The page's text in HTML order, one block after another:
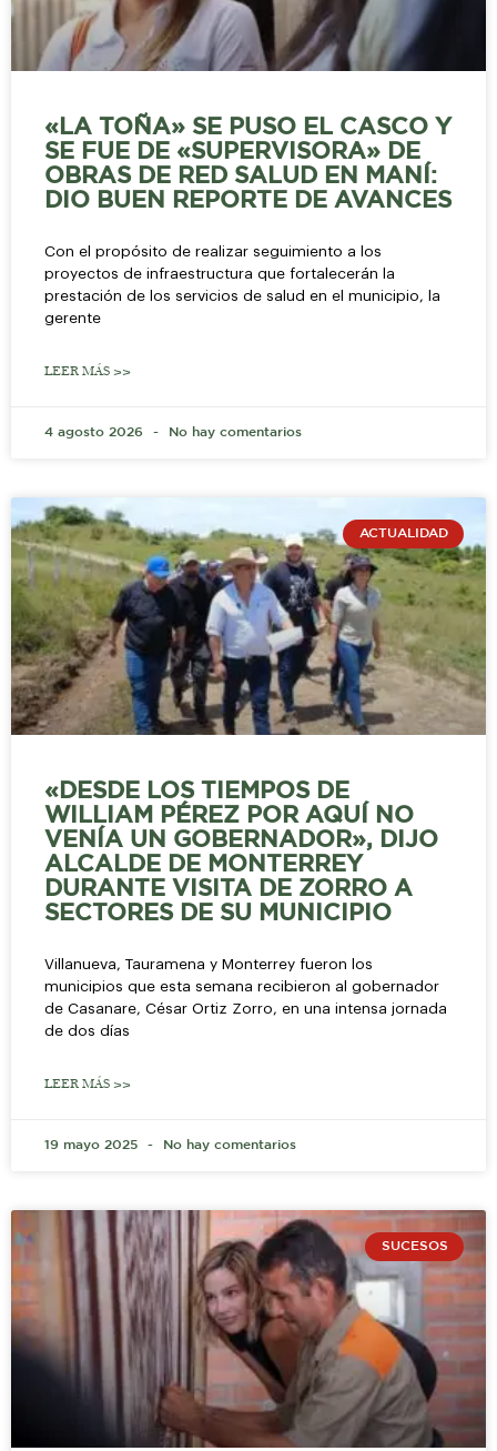
«LA TOÑA» SE PUSO EL CASCO Y
SE FUE DE «SUPERVISORA» DE
OBRAS DE RED SALUD EN MANÍ:
DIO BUEN REPORTE DE AVANCES
Con el propósito de realizar seguimiento a los
proyectos de infraestructura que fortalecerán la
prestación de los servicios de salud en el municipio, la
gerente
LEER MÁS >>
4 agosto 2026 No hay comentarios
ACTUALIDAD
«DESDE LOS TIEMPOS DE
WILLIAM PÉREZ POR AQUÍ NO
VENÍA UN GOBERNADOR», DIJO
ALCALDE DE MONTERREY
DURANTE VISITA DE ZORRO A
SECTORES DE SU MUNICIPIO
Villanueva, Tauramena y Monterrey fueron los
municipios que esta semana recibieron al gobernador
de Casanare, César Ortiz Zorro, en una intensa jornada
de dos días
LEER MÁS >>
19 mayo 2025 No hay comentarios
SUCESOS